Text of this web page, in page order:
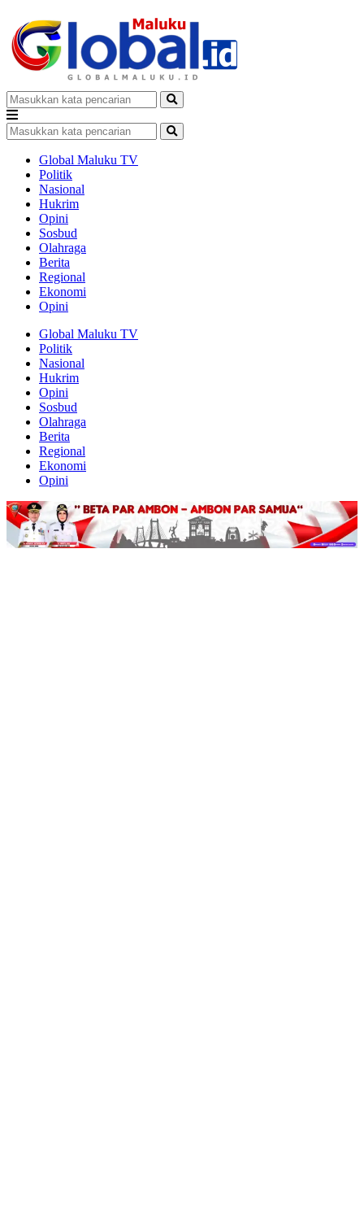
Global Maluku TV
Politik
Nasional
Hukrim
Opini
Sosbud
Olahraga
Berita
Regional
Ekonomi
Opini
Global Maluku TV
Politik
Nasional
Hukrim
Opini
Sosbud
Olahraga
Berita
Regional
Ekonomi
Opini